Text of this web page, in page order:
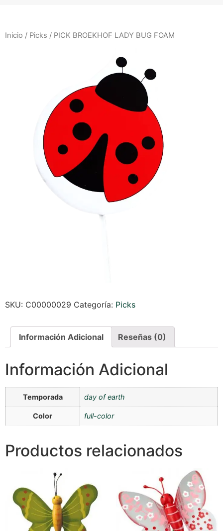
Inicio / Picks / PICK BROEKHOF LADY BUG FOAM
SKU: C00000029 Categoría: Picks
Información Adicional Reseñas (0)
Información Adicional
Temporada day of earth
Color full-color
Productos relacionados